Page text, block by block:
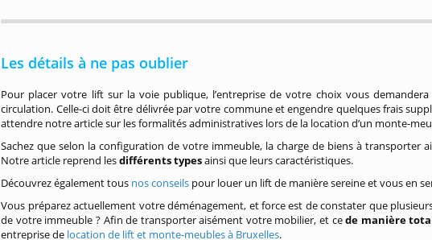
Les détails à ne pas oublier
Pour placer votre lift sur la voie publique, l’entreprise de votre choix vous
circulation. Celle-ci doit être délivrée par votre commune et engendre quelques frais
attendre notre article sur les formalités administratives lors de la location d’un monte-
Sachez que selon la configuration de votre immeuble, la charge de biens à transporter
Notre article reprend lesdifférents typesainsi que leurs caractéristiques.
Découvrez également tous nos conseils pour louer un lift de manière sereine et vous en
Vous préparez actuellement votre déménagement, et force est de constater que
de votre immeuble ? Afin de transporter aisément votre mobilier, et cede manière
entreprise de location de lift et monte-meubles à Bruxelles.